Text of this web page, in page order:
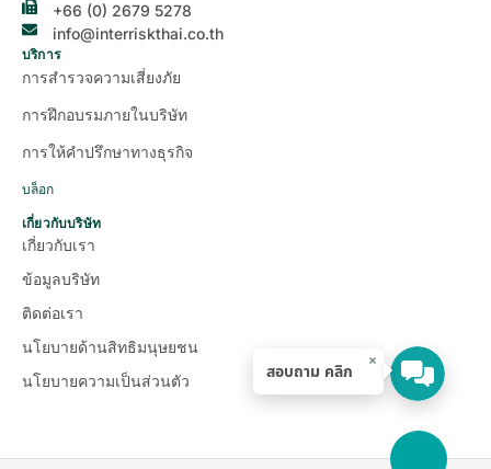
+66 (0) 2679 5278
info@interriskthai.co.th
บริการ
การสำรวจความเสี่ยงภัย
การฝึกอบรมภายในบริษัท
การให้คำปรึกษาทางธุรกิจ
บล็อก
เกี่ยวกับบริษัท
เกี่ยวกับเรา
ข้อมูลบริษัท
ติดต่อเรา
นโยบายด้านสิทธิมนุษยชน
นโยบายความเป็นส่วนตัว
×
สอบถาม คลิก